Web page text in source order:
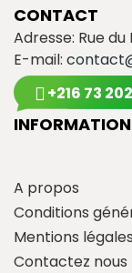
CONTACT
Adresse: Rue
E-mail:
+216 73
INFORMATION
A propos
Conditions
Mentions légales
Contactez nous